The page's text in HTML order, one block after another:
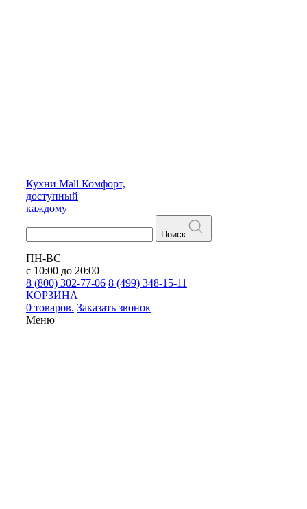
Кухни Mall Комфорт,
доступный
каждому
Поиск
ПН-ВС
с 10:00 до 20:00
8 (800) 302-77-06 8 (499) 348-15-11
КОРЗИНА
0 товаров. Заказать звонок
Меню